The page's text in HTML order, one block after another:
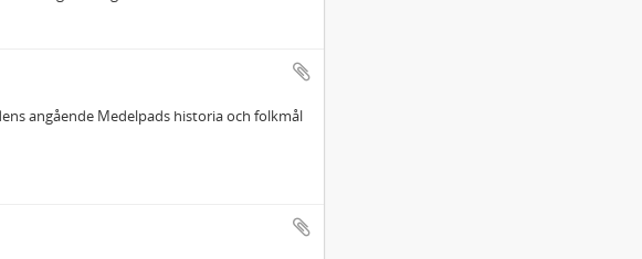
angående Medelpads historia och folkmål